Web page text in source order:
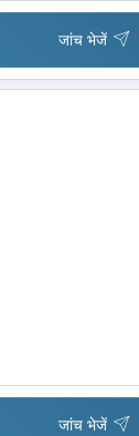
जांच भेजें
जांच भेजें